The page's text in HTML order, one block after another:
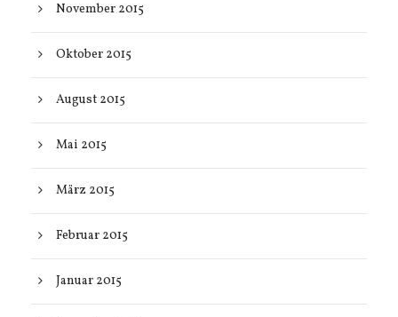
November 2015
Oktober 2015
August 2015
Mai 2015
März 2015
Februar 2015
Januar 2015